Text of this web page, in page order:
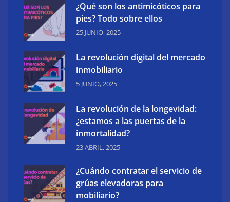
Reformas integrales: la nueva forma de entender la
transformación de espacios
¿Qué son los antimicóticos para
pies? Todo sobre ellos
25 JUNIO, 2025
La revolución digital del mercado
inmobiliario
5 JUNIO, 2025
La revolución de la longevidad:
¿estamos a las puertas de la
inmortalidad?
23 ABRIL, 2025
¿Cuándo contratar el servicio de
grúas elevadoras para
mobiliario?